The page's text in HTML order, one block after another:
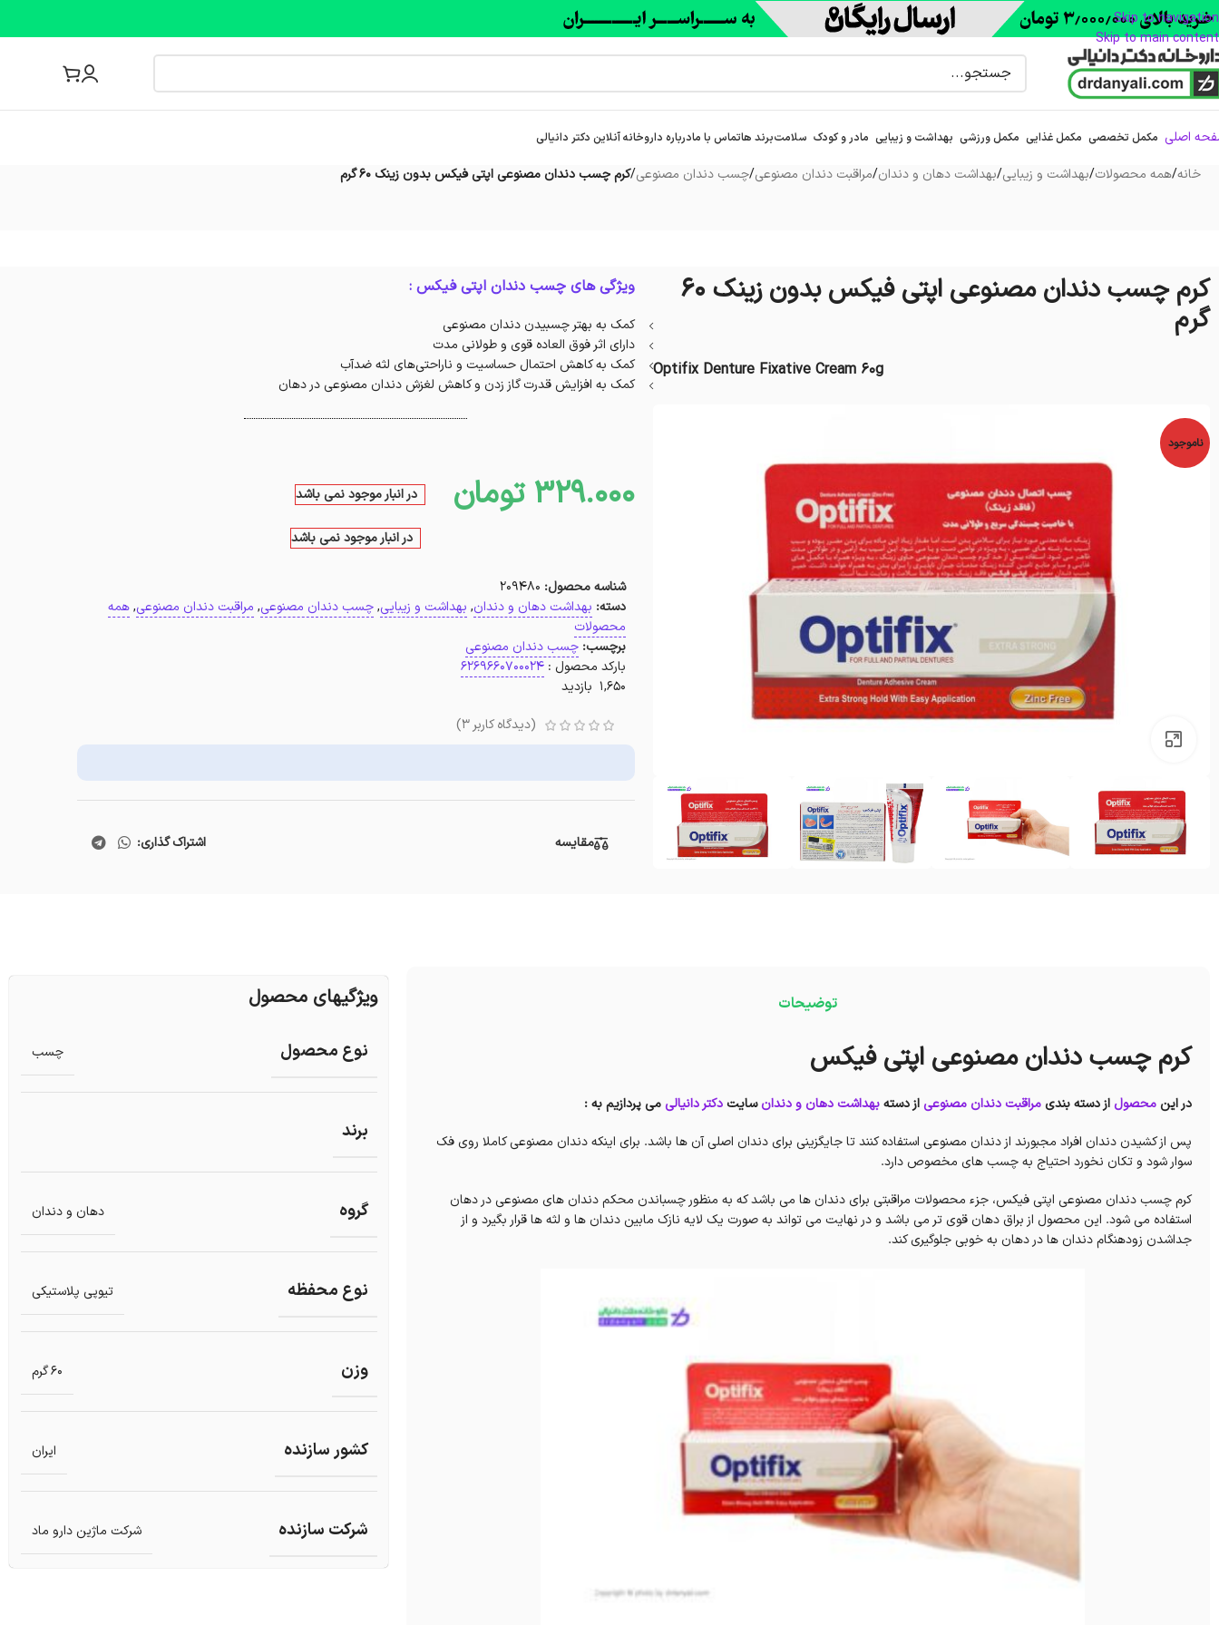
Skip to navigation
Skip to main content
اصلی مکمل تخصصی مکمل غذایی مکمل ورزشی بهداشت و زیبایی مادر و کودک سلامتبرند هاتماس با مادرباره‌ داروخانه آنلاین دکتر دانیالی
خانه/همه محصولات/بهداشت و زیبایی/بهداشت دهان و دندان/مراقبت دندان مصنوعی/چسب دندان مصنوعی/کرم چسب دندان مصنوعی اپتی فیکس بدون زینک 60 گرم
کرم چسب دندان مصنوعی اپتی فیکس بدون زینک 60
گرم
Optifix Denture Fixative Cream 60g
ناموجود
ویژگی های چسب دندان اپتی فیکس :
کمک به بهتر چسبیدن دندان مصنوعی
دارای اثر فوق العاده قوی و طولانی مدت
کمک به کاهش احتمال حساسیت و ناراحتی‌های لثه ضدآب
کمک به افزایش قدرت گاز زدن و کاهش لغزش دندان مصنوعی در دهان
329.000 تومان در انبار موجود نمی باشد
در انبار موجود نمی باشد
شناسه محصول: 209480
دسته: بهداشت دهان و دندان, بهداشت و زیبایی, چسب دندان مصنوعی, مراقبت دندان مصنوعی, همه
محصولات
برچسب: چسب دندان مصنوعی
بارکد محصول :6269660700024
1,650 بازدید
(دیدگاه کاربر3
)
مقایسه اشتراک گذاری:
توضیحات
کرم چسب دندان مصنوعی اپتی فیکس
در این محصول از دسته بندی مراقبت دندان مصنوعیاز دستهبهداشت دهان و دندانسایتدکتر دانیالیمی پردازیم به :
پس از کشیدن دندان افراد مجبورند از دندان مصنوعی استفاده کنند تا جایگزینی برای دندان اصلی آن ها باشد. برای اینکه دندان مصنوعی کاملا روی فک
سوار شود و تکان نخورد احتیاج به چسب های مخصوص دارد.
کرم چسب دندان مصنوعی اپتی فیکس، جزء محصولات مراقبتی برای دندان ها می باشد که به منظور چسباندن محکم دندان های مصنوعی در دهان
استفاده می شود. این محصول از براق دهان قوی تر می باشد و در نهایت می تواند به صورت یک لایه نازک مابین دندان ها و لثه ها قرار بگیرد و از
جداشدن زودهنگام دندان ها در دهان به خوبی جلوگیری کند.
ویژگیهای محصول
نوع محصول چسب
برند
گروه دهان و دندان
نوع محفظه تیوپی پلاستیکی
وزن 60 گرم
کشور سازنده ایران
شرکت سازنده شرکت ماژین دارو ماد